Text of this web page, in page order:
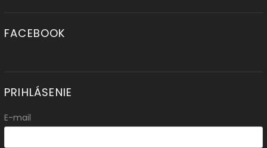
FACEBOOK
PRIHLÁSENIE
E-mail